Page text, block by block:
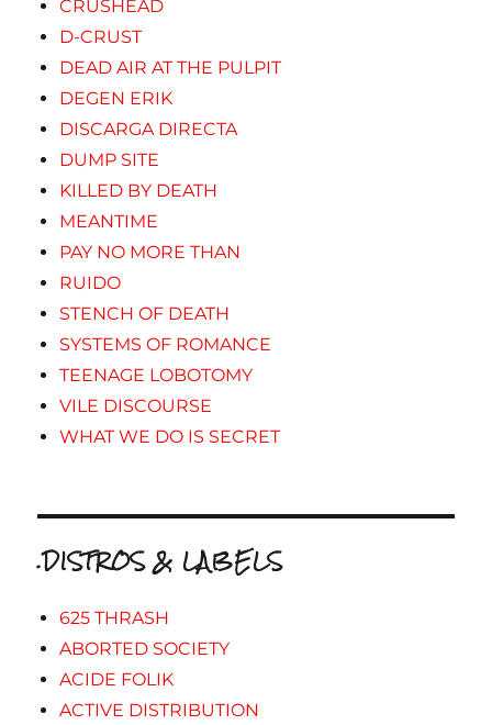
CRUSHEAD
D-CRUST
DEAD AIR AT THE PULPIT
DEGEN ERIK
DISCARGA DIRECTA
DUMP SITE
KILLED BY DEATH
MEANTIME
PAY NO MORE THAN
RUIDO
STENCH OF DEATH
SYSTEMS OF ROMANCE
TEENAGE LOBOTOMY
VILE DISCOURSE
WHAT WE DO IS SECRET
.DISTROS & LABELS
625 THRASH
ABORTED SOCIETY
ACIDE FOLIK
ACTIVE DISTRIBUTION